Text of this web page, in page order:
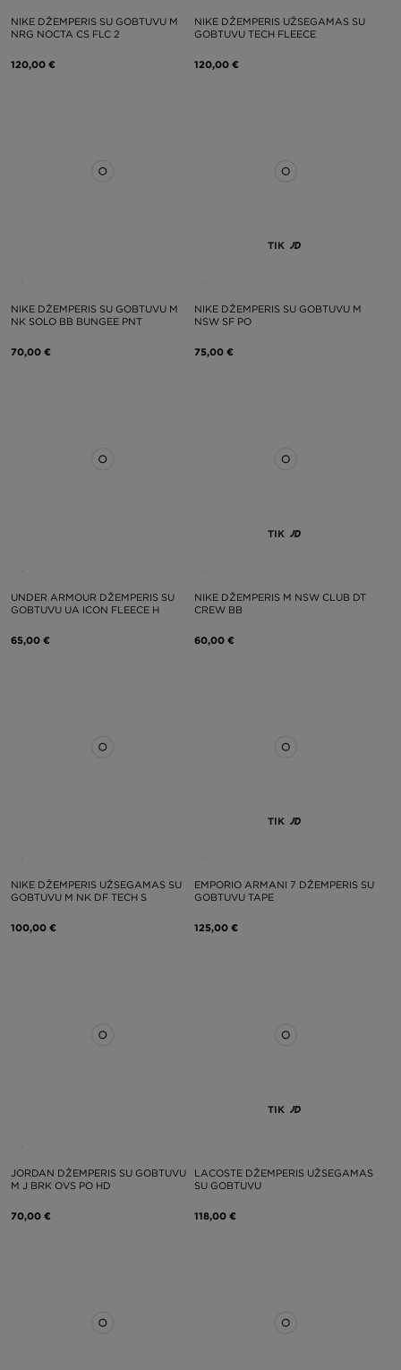
NIKE DŽEMPERIS SU GOBTUVU M
NRG NOCTA CS FLC 2
120,00 €
NIKE DŽEMPERIS UŽSEGAMAS SU
GOBTUVU TECH FLEECE
120,00 €
NIKE DŽEMPERIS SU GOBTUVU M
NK SOLO BB BUNGEE PNT
70,00 €
TIK
NIKE DŽEMPERIS SU GOBTUVU M
NSW SF PO
75,00 €
UNDER ARMOUR DŽEMPERIS SU
GOBTUVU UA ICON FLEECE H
65,00 €
TIK
NIKE DŽEMPERIS M NSW CLUB DT
CREW BB
60,00 €
NIKE DŽEMPERIS UŽSEGAMAS SU
GOBTUVU M NK DF TECH S
100,00 €
TIK
EMPORIO ARMANI 7 DŽEMPERIS SU
GOBTUVU TAPE
125,00 €
JORDAN DŽEMPERIS SU GOBTUVU
M J BRK OVS PO HD
70,00 €
TIK
LACOSTE DŽEMPERIS UŽSEGAMAS
SU GOBTUVU
118,00 €